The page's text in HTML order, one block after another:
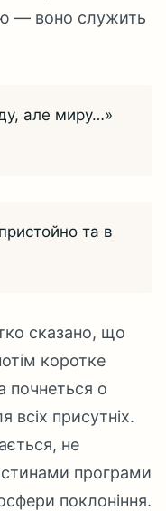
— воно служить
але миру…»
та в
сказано, що
коротке
почнеться о
всіх присутніх.
не
програми
поклоніння.